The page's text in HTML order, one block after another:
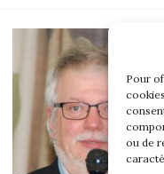
Pour
ou de